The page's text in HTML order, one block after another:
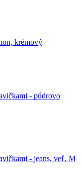
krémový
- púdrovo
- jeans, veľ. M